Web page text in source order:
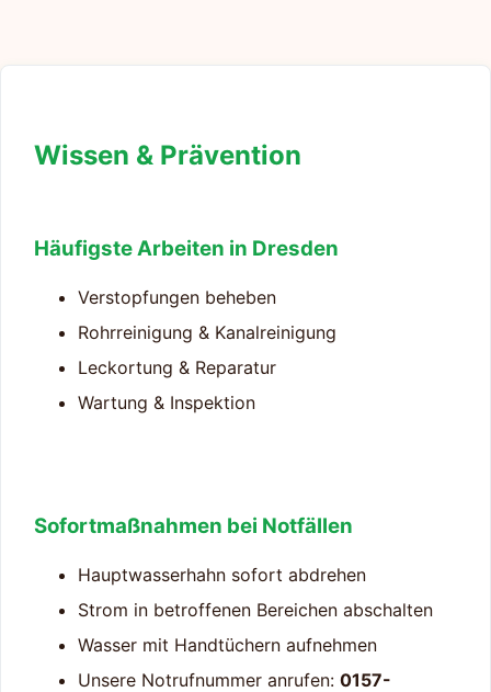
Wissen & Prävention
Häufigste Arbeiten in Dresden
Verstopfungen beheben
Rohrreinigung & Kanalreinigung
Leckortung & Reparatur
Wartung & Inspektion
Sofortmaßnahmen bei Notfällen
Hauptwasserhahn sofort abdrehen
Strom in betroffenen Bereichen abschalten
Wasser mit Handtüchern aufnehmen
Unsere Notrufnummer anrufen: 0157-